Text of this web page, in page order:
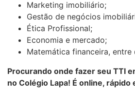
Marketing imobiliário;
Gestão de negócios
Ética Profissional;
Economia e mercado;
Matemática financeira, entre
Procurando onde fazer seu TTI
no Colégio Lapa! É online, rápido